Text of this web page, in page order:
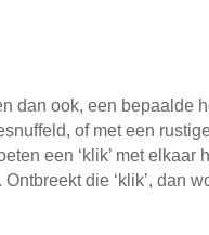
dan ook, een bepaalde
of met een
een ‘klik’ met
die ‘klik’, dan